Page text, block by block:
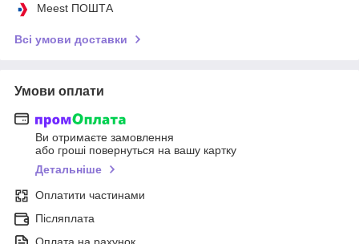
Meest ПОШТА
Всі умови доставки
Умови оплати
Ви отримаєте замовлення
або гроші повернуться на вашу картку
Детальніше
Оплатити частинами
Післяплата